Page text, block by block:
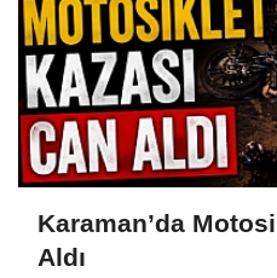
Karaman’da
Aldı